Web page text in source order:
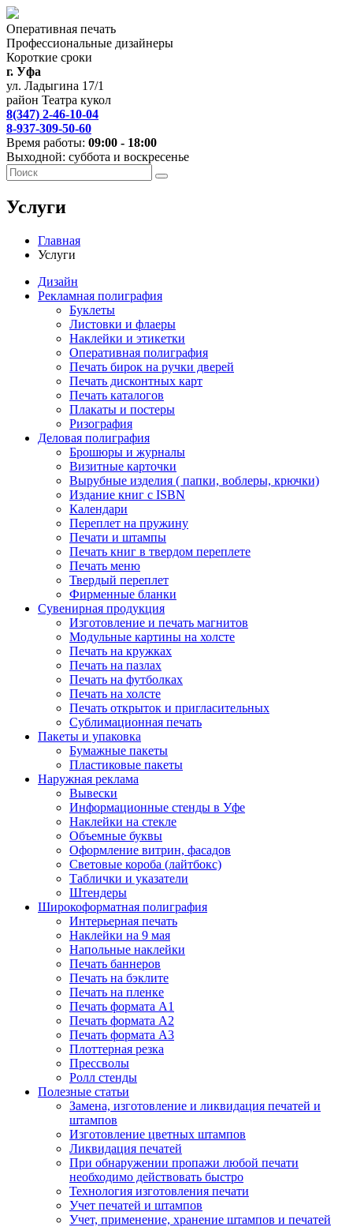
Оперативная печать
Профессиональные дизайнеры
Короткие сроки
г. Уфа
ул. Ладыгина 17/1
район Театра кукол
8(347) 2-46-10-04
8-937-309-50-60
Время работы: 09:00 - 18:00
Выходной: суббота и воскресенье
Услуги
Главная
Услуги
Дизайн
Рекламная полиграфия
Буклеты
Листовки и флаеры
Наклейки и этикетки
Оперативная полиграфия
Печать бирок на ручки дверей
Печать дисконтных карт
Печать каталогов
Плакаты и постеры
Ризография
Деловая полиграфия
Брошюры и журналы
Визитные карточки
Вырубные изделия ( папки, воблеры, крючки)
Издание книг с ISBN
Календари
Переплет на пружину
Печати и штампы
Печать книг в твердом переплете
Печать меню
Твердый переплет
Фирменные бланки
Сувенирная продукция
Изготовление и печать магнитов
Модульные картины на холсте
Печать на кружках
Печать на пазлах
Печать на футболках
Печать на холсте
Печать открыток и пригласительных
Сублимационная печать
Пакеты и упаковка
Бумажные пакеты
Пластиковые пакеты
Наружная реклама
Вывески
Информационные стенды в Уфе
Наклейки на стекле
Объемные буквы
Оформление витрин, фасадов
Световые короба (лайтбокс)
Таблички и указатели
Штендеры
Широкоформатная полиграфия
Интерьерная печать
Наклейки на 9 мая
Напольные наклейки
Печать баннеров
Печать на бэклите
Печать на пленке
Печать формата А1
Печать формата А2
Печать формата А3
Плоттерная резка
Прессволы
Ролл стенды
Полезные статьи
Замена, изготовление и ликвидация печатей и
штампов
Изготовление цветных штампов
Ликвидация печатей
При обнаружении пропажи любой печати
необходимо действовать быстро
Технология изготовления печати
Учет печатей и штампов
Учет, применение, хранение штампов и печатей